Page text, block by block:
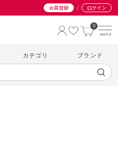
会員登録 / ログイン
0
カテゴリ ブランド